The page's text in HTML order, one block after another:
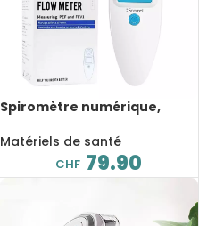
Spiromètre numérique,
volume expiratoire forcé
(FEV1), intelligent
Matériels de santé
CHF 79.90